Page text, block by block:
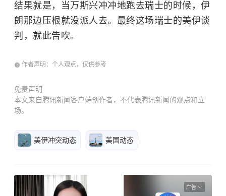
结果就是，当万斯兴冲冲地跑去瑞士的时候，伊
朗那边压根就没派人去。最终这场瑞士的美伊谈
判，就此告吹。
作者声明：个人观点，仅供参考
免责声明
本文来自腾讯新闻客户端创作者，不代表腾讯新闻的观点和立
场。
美伊冲突动态 美国动态
广告